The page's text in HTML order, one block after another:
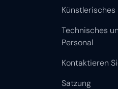
Künstlerisches
Technisches
Personal
Kontaktieren
Satzung